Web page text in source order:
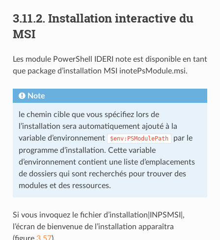
3.11.2. Installation interactive du
MSI
Les module PowerShell IDERI note est disponible en tant
que package d’installation MSI inotePsModule.msi.
Note
le chemin cible que vous spécifiez lors de
l’installation sera automatiquement ajouté à la
variable d’environnement
$env:PSModulePath
par le
programme d’installation. Cette variable
d’environnement contient une liste d’emplacements
de dossiers qui sont recherchés pour trouver des
modules et des ressources.
Si vous invoquez le fichier d’installation|INPSMSI|,
l’écran de bienvenue de l’installation apparaîtra